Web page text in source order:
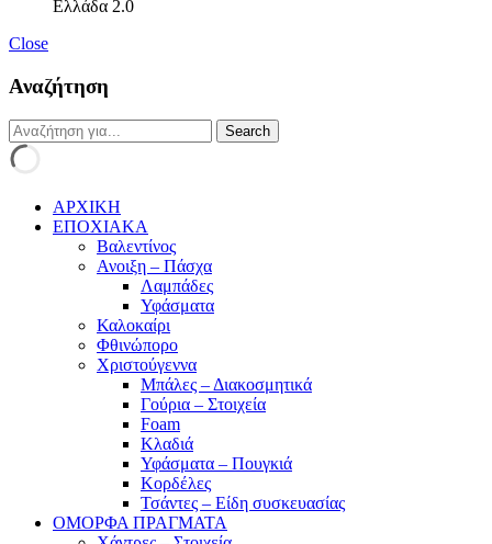
Ελλάδα 2.0
Close
Αναζήτηση
ΑΡΧΙΚΗ
ΕΠΟΧΙΑΚΑ
Βαλεντίνος
Ανοιξη – Πάσχα
Λαμπάδες
Υφάσματα
Καλοκαίρι
Φθινώπορο
Χριστούγεννα
Μπάλες – Διακοσμητικά
Γούρια – Στοιχεία
Foam
Κλαδιά
Υφάσματα – Πουγκιά
Κορδέλες
Τσάντες – Είδη συσκευασίας
ΟΜΟΡΦΑ ΠΡΑΓΜΑΤΑ